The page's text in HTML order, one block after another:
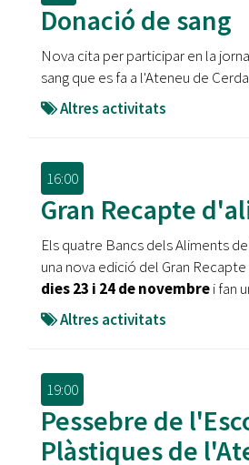
Donació de sang
Nova cita per participar en la
sang que es fa a l'Ateneu de
Altres activitats
16:00
Gran Recapte
Els quatre Bancs dels Aliments
una nova edició del Gran
dies 23 i 24 de novembrei fan
Altres activitats
19:00
Pessebre de
Plàstiques de